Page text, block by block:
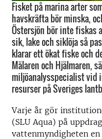
Fisket på marina arter
havskräfta bör minska,
Östersjön bör inte fiskas
sik, lake och siklöja så
klarar ett ökat fiske och
Mälaren och Hjälmaren,
miljöanalysspecialist
resurser på Sveriges
Varje år gör
(SLU Aqua) på
vattenmyndigheten